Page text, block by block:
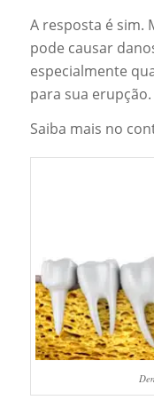
A resposta é sim.
pode causar
especialmente
para sua erupção.
Saiba mais no